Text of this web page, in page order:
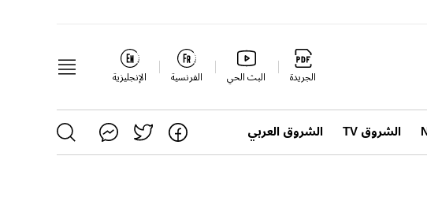
الجريدة البث الحي الفرنسية الإنجليزية
الشروق TV الشروق العربي